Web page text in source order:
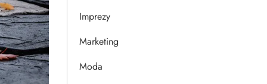
Imprezy
Marketing
Moda